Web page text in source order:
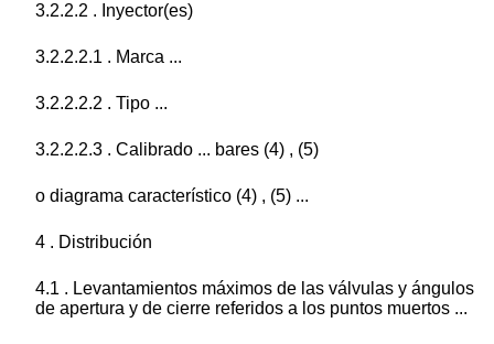
3.2.2.2 . Inyector(es)
3.2.2.2.1 . Marca ...
3.2.2.2.2 . Tipo ...
3.2.2.2.3 . Calibrado ... bares (4) , (5)
o diagrama característico (4) , (5) ...
4 . Distribución
4.1 . Levantamientos máximos de las válvulas y ángulos
de apertura y de cierre referidos a los puntos muertos ...